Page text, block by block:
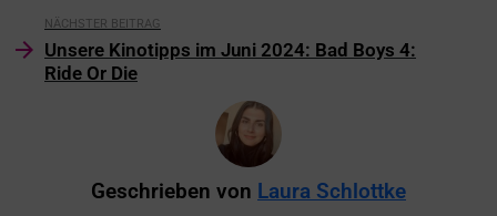
NÄCHSTER BEITRAG
Unsere Kinotipps im Juni 2024: Bad Boys 4:
Ride Or Die
Geschrieben von Laura Schlottke